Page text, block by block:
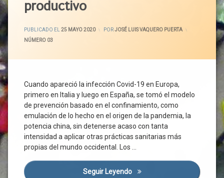
Desigualdad
Empleo
Temporal
Del
Bienestar
Estados
Unidos
Género
Recesión
Impacto
Económico
productivo
PUBLICADO EL 25 MAYO 2020
ACTUALIZADO EL
PORJOSÉ LUIS VAQUERO PUERTA
CATEGORÍAS:
NÚMERO 03
Cuando apareció la infección Covid-19 en Europa,
primero en Italia y luego en España, se tomó el modelo
de prevención basado en el confinamiento, como
emulación de lo hecho en el origen de la pandemia, la
potencia china, sin detenerse acaso con tanta
intensidad a aplicar otras prácticas sanitarias más
propias del mundo occidental. Los …
Seguir Leyendo La Pandemia Causada Por
Aire
Ambiente
Confinamiento
Controles
Covid-
19
Desinfección
Desinfectante
Directiva
Europea